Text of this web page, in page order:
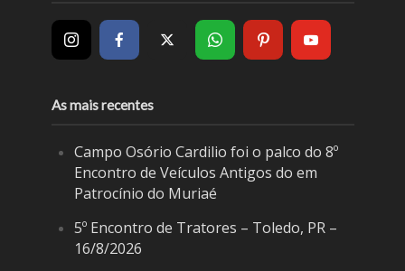
As mais recentes
Campo Osório Cardilio foi o palco do 8º
Encontro de Veículos Antigos do em
Patrocínio do Muriaé
5º Encontro de Tratores – Toledo, PR –
16/8/2026